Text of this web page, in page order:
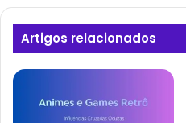
Artigos relacionados